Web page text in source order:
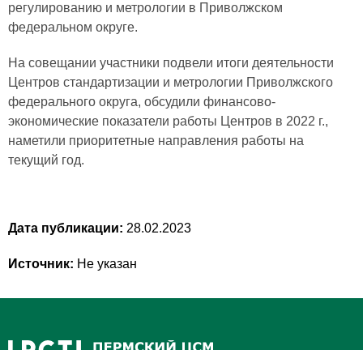
регулированию и метрологии в Приволжском
федеральном округе.
На совещании участники подвели итоги деятельности
Центров стандартизации и метрологии Приволжского
федерального округа, обсудили финансово-
экономические показатели работы Центров в 2022 г.,
наметили приоритетные направления работы на
текущий год.
Дата публикации: 28.02.2023
Источник: Не указан